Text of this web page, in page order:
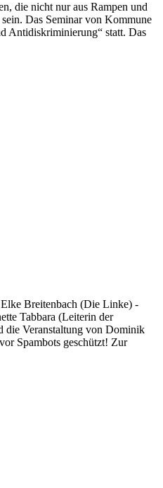
die nicht nur aus Rampen und
Das Seminar von Kommune
Antidiskriminierung“ statt. Das
Breitenbach (Die Linke) -
Tabbara (Leiterin der
die Veranstaltung von Dominik
Spambots geschützt! Zur